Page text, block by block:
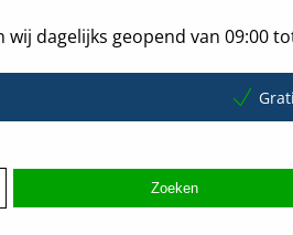
dagelijks geopend van 09:00